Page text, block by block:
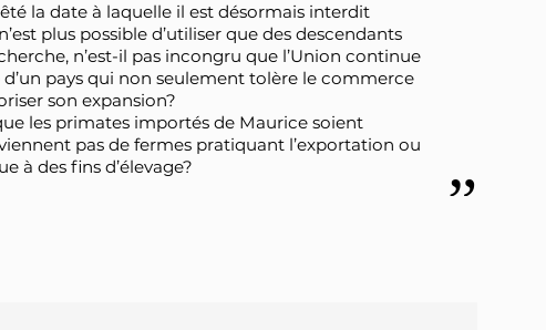
la date à laquelle il est désormais interdit
plus possible d’utiliser que des descendants
n’est-il pas incongru que l’Union continue
pays qui non seulement tolère le commerce
son expansion?
les primates importés de Maurice soient
pas de fermes pratiquant l’exportation ou
à des fins d’élevage?